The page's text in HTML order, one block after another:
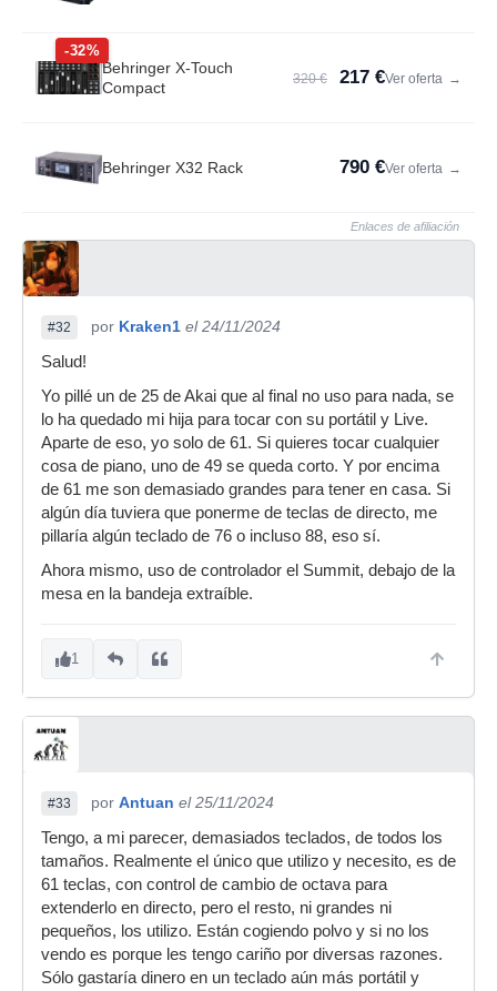
-32%
Behringer X-Touch
Compact
320 € 217 €Ver oferta →
Behringer X32 Rack 790 €Ver oferta →
Enlaces de afiliación
#32 por Kraken1 el 24/11/2024
Salud!
Yo pillé un de 25 de Akai que al final no uso para nada, se
lo ha quedado mi hija para tocar con su portátil y Live.
Aparte de eso, yo solo de 61. Si quieres tocar cualquier
cosa de piano, uno de 49 se queda corto. Y por encima
de 61 me son demasiado grandes para tener en casa. Si
algún día tuviera que ponerme de teclas de directo, me
pillaría algún teclado de 76 o incluso 88, eso sí.
Ahora mismo, uso de controlador el Summit, debajo de la
mesa en la bandeja extraíble.
1
#33 por Antuan el 25/11/2024
Tengo, a mi parecer, demasiados teclados, de todos los
tamaños. Realmente el único que utilizo y necesito, es de
61 teclas, con control de cambio de octava para
extenderlo en directo, pero el resto, ni grandes ni
pequeños, los utilizo. Están cogiendo polvo y si no los
vendo es porque les tengo cariño por diversas razones.
Sólo gastaría dinero en un teclado aún más portátil y